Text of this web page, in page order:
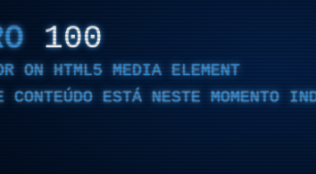
100
ON HTML5 MEDIA ELEMENT
CONTEÚDO ESTÁ NESTE MOMENTO